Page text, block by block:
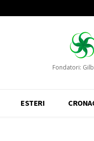
Fondatori:
ESTERI